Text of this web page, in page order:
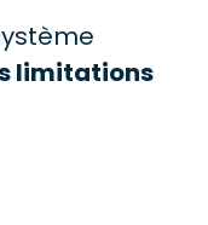
limitations